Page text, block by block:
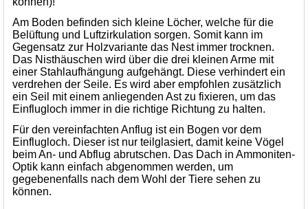
Am Boden befinden sich kleine Löcher, welche für die
Belüftung und Luftzirkulation sorgen. Somit kann im
Gegensatz zur Holzvariante das Nest immer trocknen.
Das Nisthäuschen wird über die drei kleinen Arme mit
einer Stahlaufhängung aufgehängt. Diese verhindert ein
verdrehen der Seile. Es wird aber empfohlen zusätzlich
ein Seil mit einem anliegenden Ast zu fixieren, um das
Einflugloch immer in die richtige Richtung zu halten.
Für den vereinfachten Anflug ist ein Bogen vor dem
Einflugloch. Dieser ist nur teilglasiert, damit keine Vögel
beim An- und Abflug abrutschen. Das Dach in Ammoniten-
Optik kann einfach abgenommen werden, um
gegebenenfalls nach dem Wohl der Tiere sehen zu
können.